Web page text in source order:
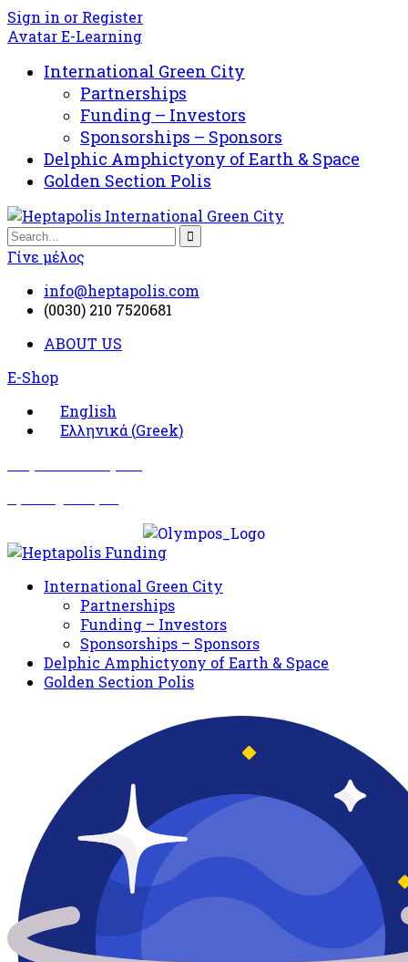
Sign in or Register
Avatar E-Learning
International Green City
Partnerships
Funding – Investors
Sponsorships – Sponsors
Delphic Amphictyony of Earth & Space
Golden Section Polis
Γίνε μέλος
info@heptapolis.com
(0030) 210 7520681
ABOUT US
E-Shop
English
Ελληνικά (Greek)
International Green City
Partnerships
Funding – Investors
Sponsorships – Sponsors
Delphic Amphictyony of Earth & Space
Golden Section Polis